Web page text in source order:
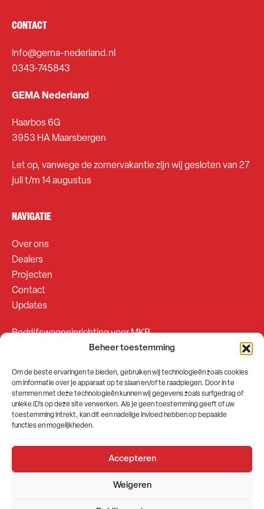
Beheer toestemming
Om de beste ervaringen te bieden, gebruiken wij technologieën zoals cookies
om informatie over je apparaat op te slaan en/of te raadplegen. Door in te
stemmen met deze technologieën kunnen wij gegevens zoals surfgedrag of
unieke ID's op deze site verwerken. Als je geen toestemming geeft of uw
toestemming intrekt, kan dit een nadelige invloed hebben op bepaalde
functies en mogelijkheden.
Accepteren
Weigeren
CONTACT
info@gema-nederland.nl
0343-745843
GEMA Nederland
Haarbos 6G
3953 HA Maarsbergen
Let op, vanwege de zomervakantie zijn wij gesloten van 27
juli t/m 14 augustus
NAVIGATIE
Over ons
Dealers
Projecten
Contact
Updates
Bedrijfswageninrichting voor MKB
Bedrijfswageninrichting voor Fleetsales
SOCIALS